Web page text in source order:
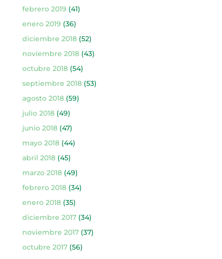
febrero 2019 (41)
enero 2019 (36)
diciembre 2018(52)
noviembre 2018(43)
octubre 2018(54)
septiembre 2018(53)
agosto 2018(59)
julio 2018(49)
junio 2018(47)
mayo 2018(44)
abril 2018(45)
marzo 2018(49)
febrero 2018(34)
enero 2018(35)
diciembre 2017(34)
noviembre 2017(37)
octubre 2017(56)